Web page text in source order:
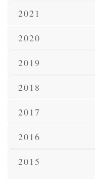
2021
2020
2019
2018
2017
2016
2015